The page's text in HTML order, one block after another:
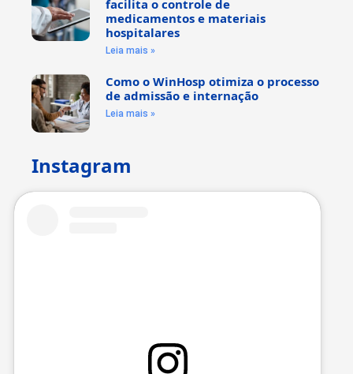
facilita o controle de
medicamentos e materiais
hospitalares
Leia mais »
Como o WinHosp otimiza o processo
de admissão e internação
Leia mais »
Instagram